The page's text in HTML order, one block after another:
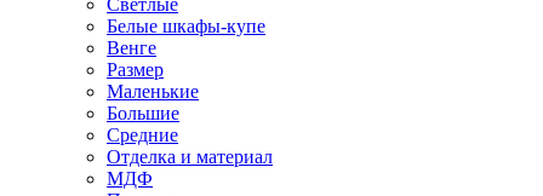
Светлые
Белые шкафы-купе
Венге
Размер
Маленькие
Большие
Средние
Отделка и материал
МДФ